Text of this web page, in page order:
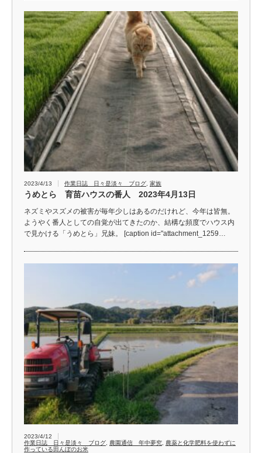
2023/4/13 作業日誌 日々是淡々 ブログ 家族
うめとら 育苗ハウスの番人 2023年4月13日
ネズミやスズメの被害が毎年少しはあるのだけれど、今年は皆無。
ようやく番人としての自覚が出てきたのか、結構な頻度でハウス内
で見かける「うめとら」兄妹。 [caption id="attachment_1259…
2023/4/12
作業日誌 日々是淡々 ブログ
農園通信 年中夢究
農薬と化学肥料を使わずに
作っている田んぼのお米